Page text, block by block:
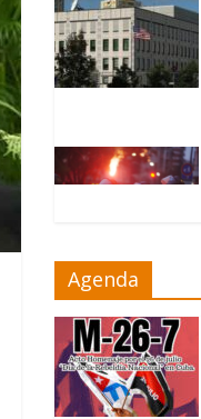
Agenda